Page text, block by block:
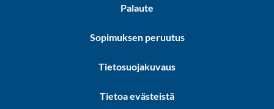
Palaute
Sopimuksen peruutus
Tietosuojakuvaus
Tietoa evästeistä